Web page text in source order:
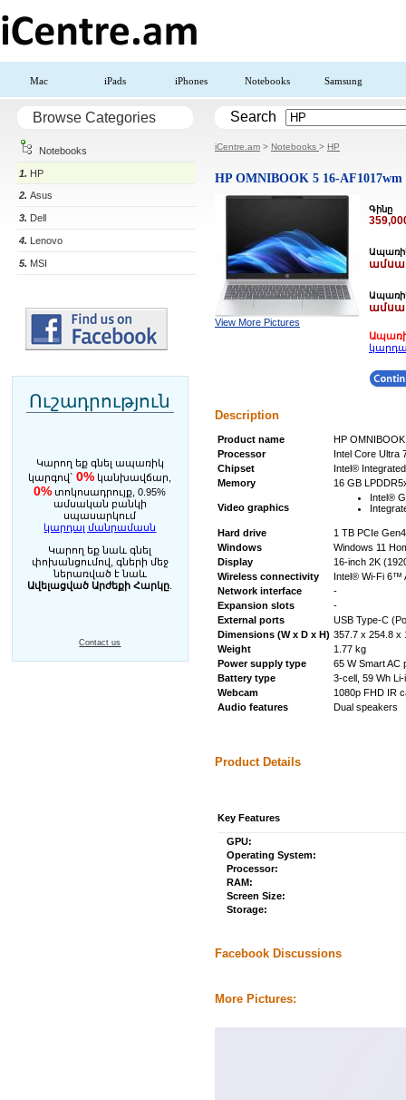
Mac iPads iPhones Notebooks Samsung
Browse Categories
Notebooks
1. HP
2. Asus
3. Dell
4. Lenovo
5. MSI
Ուշադրություն
Կարող եք գնել ապառիկ
կարգով`0% կանխավճար,
0% տոկոսադրույք, 0.95%
ամսական բանկի
սպասարկում
կարդալ մանրամասն
Կարող եք նաև գնել
փոխանցումով, գների մեջ
ներառված է նաև
Ավելացված Արժեքի Հարկը
Contact us
Search
iCentre.am > Notebooks > HP
HP OMNIBOOK 5 16-AF1017wm
View More Pictures
Գինը
Description
Product name
HP
Processor
Intel Core Ultra
Chipset
Intel® Integrated
Memory
16 GB
Video graphics
Intel®
Hard drive
1 TB PCIe
Windows
Windows 11
Display
16-inch 2K
Wireless connectivity
Intel® Wi-Fi 6™
Network interface
-
Expansion slots
-
External ports
USB Type-C
Dimensions (W x D x H) 357.7 x 254.8 x
Weight
1.77 kg
Power supply type
65 W Smart AC
Battery type
3-cell, 59 Wh Li-
Webcam
1080p FHD IR
Audio features
Dual speakers
Product Details
Key Features
GPU:
Operating System:
Processor:
RAM:
Screen Size:
Storage:
Facebook Discussions
More Pictures: